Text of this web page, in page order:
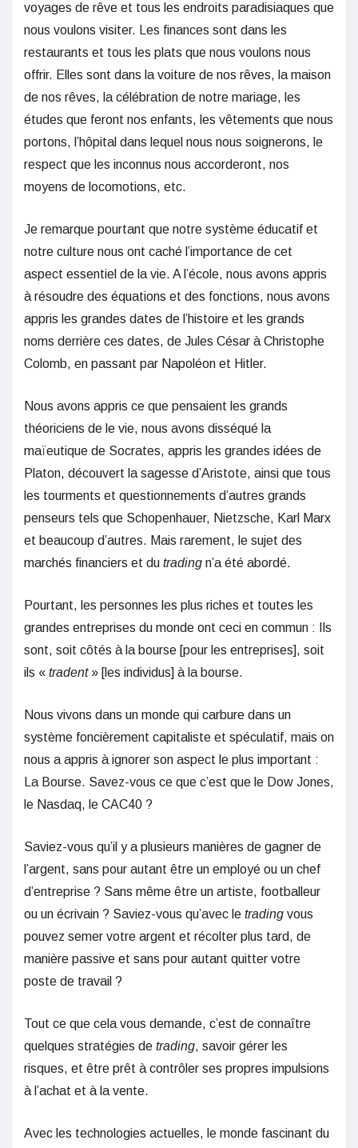
voyages de rêve et tous les endroits paradisiaques que
nous voulons visiter. Les finances sont dans les
restaurants et tous les plats que nous voulons nous
offrir. Elles sont dans la voiture de nos rêves, la maison
de nos rêves, la célébration de notre mariage, les
études que feront nos enfants, les vêtements que nous
portons, l’hôpital dans lequel nous nous soignerons, le
respect que les inconnus nous accorderont, nos
moyens de locomotions, etc.
Je remarque pourtant que notre système éducatif et
notre culture nous ont caché l’importance de cet
aspect essentiel de la vie. A l’école, nous avons appris
à résoudre des équations et des fonctions, nous avons
appris les grandes dates de l’histoire et les grands
noms derrière ces dates, de Jules César à Christophe
Colomb, en passant par Napoléon et Hitler.
Nous avons appris ce que pensaient les grands
théoriciens de le vie, nous avons disséqué la
maïeutique de Socrates, appris les grandes idées de
Platon, découvert la sagesse d’Aristote, ainsi que tous
les tourments et questionnements d’autres grands
penseurs tels que Schopenhauer, Nietzsche, Karl Marx
et beaucoup d’autres. Mais rarement, le sujet des
marchés financiers et du trading n’a été abordé.
Pourtant, les personnes les plus riches et toutes les
grandes entreprises du monde ont ceci en commun : Ils
sont, soit côtés à la bourse [pour les entreprises], soit
ils « tradent » [les individus] à la bourse.
Nous vivons dans un monde qui carbure dans un
système foncièrement capitaliste et spéculatif, mais on
nous a appris à ignorer son aspect le plus important :
La Bourse. Savez-vous ce que c’est que le Dow Jones,
le Nasdaq, le CAC40 ?
Saviez-vous qu’il y a plusieurs manières de gagner de
l’argent, sans pour autant être un employé ou un chef
d’entreprise ? Sans même être un artiste, footballeur
ou un écrivain ? Saviez-vous qu’avec le trading vous
pouvez semer votre argent et récolter plus tard, de
manière passive et sans pour autant quitter votre
poste de travail ?
Tout ce que cela vous demande, c’est de connaître
quelques stratégies de trading, savoir gérer les
risques, et être prêt à contrôler ses propres impulsions
à l’achat et à la vente.
Avec les technologies actuelles, le monde fascinant du